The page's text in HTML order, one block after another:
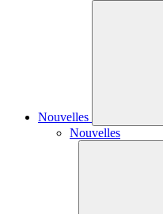
Nouvelles
Nouvelles